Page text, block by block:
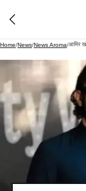
Home/News/News Aroma/आमिर